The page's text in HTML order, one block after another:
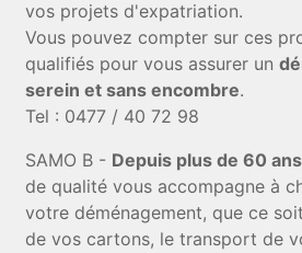
vos projets d'expatriation.
Vous pouvez compter sur ces
qualifiés pour vous assurer un
serein et sans encombre.
Tel : 0477 / 40 72 98
SAMO B - Depuis plus de 60 ans
de qualité vous accompagne à
votre déménagement, que ce
de vos cartons, le transport de